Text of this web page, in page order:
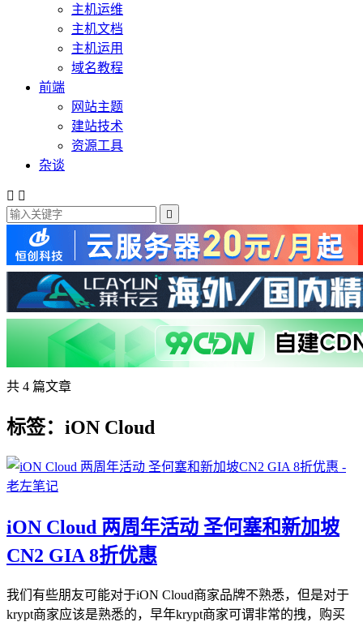
主机运维
主机文档
主机运用
域名教程
前端
网站主题
建站技术
资源工具
杂谈
 

共 4 篇文章
标签：iON Cloud
iON Cloud 两周年活动 圣何塞和新加坡
CN2 GIA 8折优惠
我们有些朋友可能对于iON Cloud商家品牌不熟悉，但是对于
krypt商家应该是熟悉的，早年krypt商家可谓非常的拽，购买